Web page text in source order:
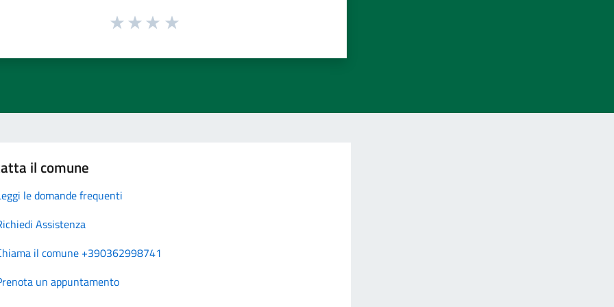
il comune
le domande frequenti
Assistenza
il comune +390362998741
un appuntamento